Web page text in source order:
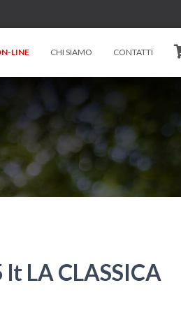
LINE CHI SIAMO CONTATTI
lt LA CLASSICA